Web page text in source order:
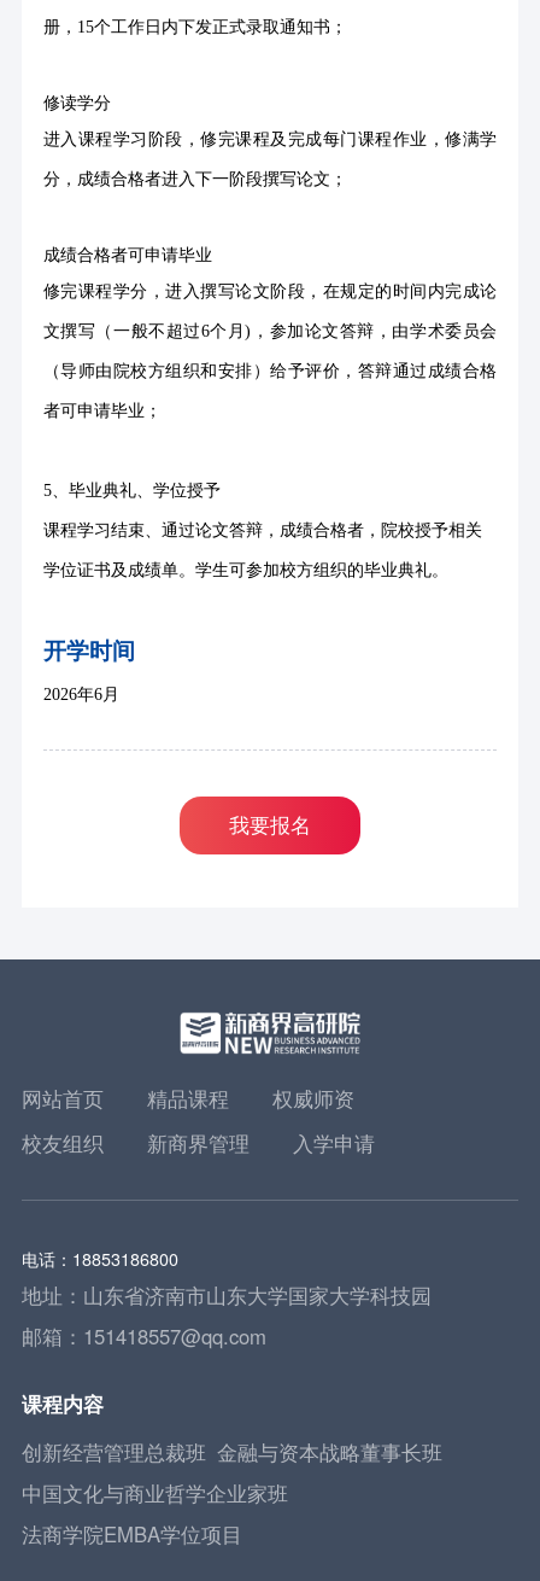
册， 15个工作日内下发正式录取通知书；
修读学分
进入课程学习阶段，修完课程及完成每门课程作业，修满学
分，成绩合格者进入下一阶段撰写论文；
成绩合格者可申请毕业
修完课程学分，进入撰写论文阶段，在规定的时间内完成论
文撰写（一般不超过6个月)，参加论文答辩，由学术委员会
（导师由院校方组织和安排）给予评价，答辩通过成绩合格
者可申请毕业；
5、毕业典礼、学位授予
课程学习结束、通过论文答辩，成绩合格者，院校授予相关
学位证书及成绩单。学生可参加校方组织的毕业典礼。
开学时间
2026年6月
我要报名
网站首页 精品课程
权威师资
校友组织
新商界管理 入学申请
电话：18853186800
地址：山东省济南市山东大学国家大学科技园
邮箱：151418557@qq.com
课程内容
创新经营管理总裁班 金融与资本战略董事长班
中国文化与商业哲学企业家班
法商学院EMBA学位项目